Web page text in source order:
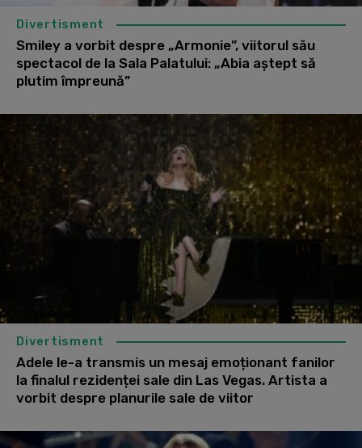
Divertisment
Smiley a vorbit despre „Armonie”, viitorul său
spectacol de la Sala Palatului: „Abia aștept să
plutim împreună”
Divertisment
Adele le-a transmis un mesaj emoționant fanilor
la finalul rezidenței sale din Las Vegas. Artista a
vorbit despre planurile sale de viitor